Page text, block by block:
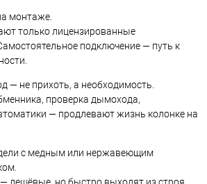
монтаже.
только лицензированные
подключение — путь к
— не прихоть, а необходимость.
проверка дымохода,
— продлевают жизнь колонке на
с медным или нержавеющим
дешёвые, но быстро выходят из строя.